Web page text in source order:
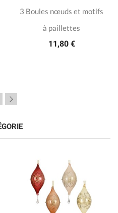
3 Boules nœuds et motifs
à paillettes
11,80 €